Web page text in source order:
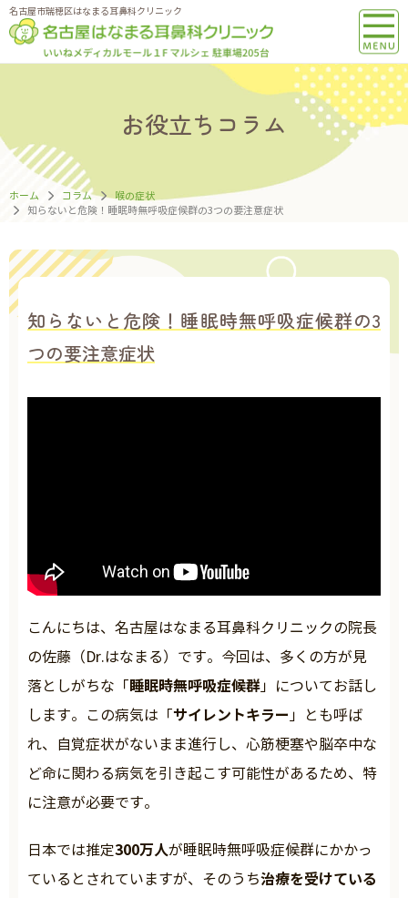
名古屋市瑞穂区はなまる耳鼻科クリニック
お役立ちコラム
ホーム コラム
喉の症状
知らないと危険！睡眠時無呼吸症候群の3つの要注意症状
知らないと危険！睡眠時無呼吸症候群の3
つの要注意症状
こんにちは、名古屋はなまる耳鼻科クリニックの院長
の佐藤（Dr.はなまる）です。今回は、多くの方が見
落としがちな「睡眠時無呼吸症候群」についてお話し
します。この病気は「サイレントキラー」とも呼ば
れ、自覚症状がないまま進行し、心筋梗塞や脳卒中な
ど命に関わる病気を引き起こす可能性があるため、特
に注意が必要です。
日本では推定300万人が睡眠時無呼吸症候群にかかっ
ているとされていますが、そのうち治療を受けている